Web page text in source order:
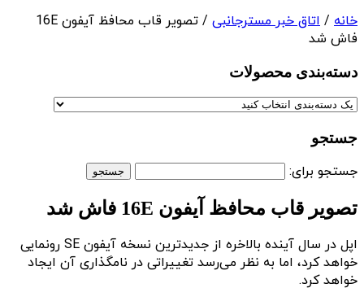
خانه / اتاق خبر مسترجانبی
/ تصویر قاب محافظ آیفون 16E
فاش شد
دسته‌بندی‌ محصولات
جستجو
جستجو برای:
تصویر قاب محافظ آیفون 16E فاش شد
اپل در سال آینده بالاخره از جدیدترین نسخه آیفون SE رونمایی
خواهد کرد، اما به نظر می‌رسد تغییراتی در نامگذاری آن ایجاد
خواهد کرد.